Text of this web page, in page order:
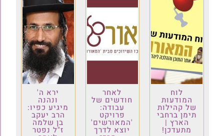
לוח
המודעות
של קהילות
תימן ברחבי
הארץ |
מתעדכן!
לאחר
חודשים של
עבודה:
פרויקט
'המאורשים'
יוצא לדרך
ירא ה'
ונהנה
מיגיע כפיו:
הרב יעקב
בן שלמה
ז"ל נפטר